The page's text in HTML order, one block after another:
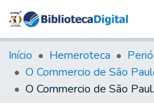
&
Início Hemeroteca
O Commercio de São
O